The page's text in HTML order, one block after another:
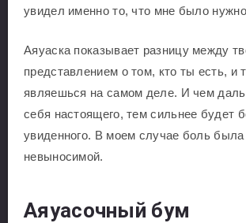
увидел именно то, что мне было
Аяуаска показывает разницу между
представлением о том, кто ты есть, и
являешься на самом деле. И чем
себя настоящего, тем сильнее будет
увиденного. В моем случае боль была
невыносимой.
Аяуасочный бум